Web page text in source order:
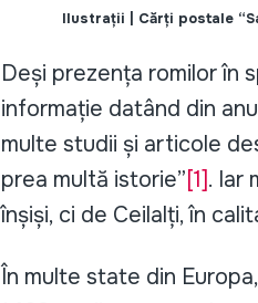
Ilustrații | Cărți postale
Deși prezența romilor în
informație datând din
multe studii și articole
prea multă istorie”[1]. Iar
înșiși, ci de Ceilalți, în
În multe state din